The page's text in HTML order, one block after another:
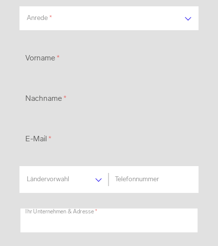
Anrede *
Vorname *
Nachname *
E-Mail *
Ländervorwahl Telefonnummer
Ihr Unternehmen & Adresse*